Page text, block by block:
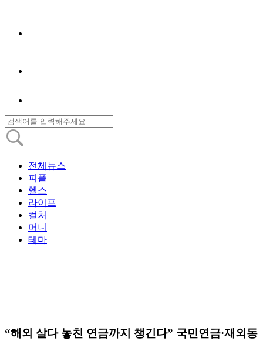
전체뉴스
피플
헬스
라이프
컬처
머니
테마
“해외 살다 놓친 연금까지 챙긴다” 국민연금·재외동